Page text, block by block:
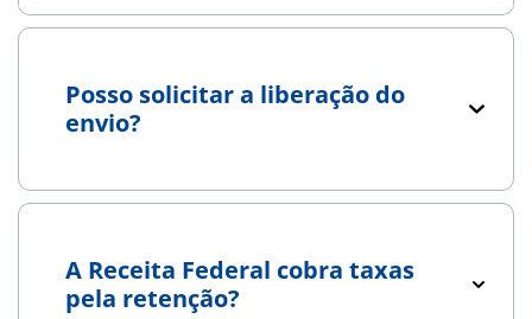
Posso solicitar a liberação do
envio?
A Receita Federal cobra taxas
pela retenção?